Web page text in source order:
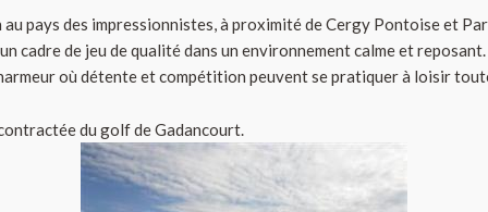
pays des impressionnistes, à proximité de Cergy Pontoise et
cadre de jeu de qualité dans un environnement calme et reposant.
où détente et compétition peuvent se pratiquer à loisir
du golf de Gadancourt.